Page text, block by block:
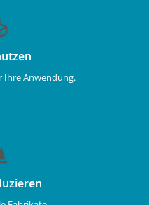
Ihre Anwendung.